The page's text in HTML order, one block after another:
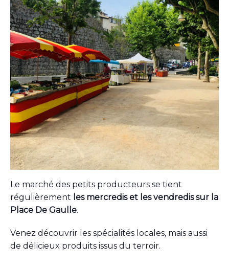
Le marché des petits producteurs se tient
régulièrement les mercredis et les vendredis sur la
Place De Gaulle.
Venez découvrir les spécialités locales, mais aussi
de délicieux produits issus du terroir.